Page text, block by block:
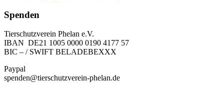
Spenden
Tierschutzverein Phelan e.V.
IBAN DE21 1005 0000 0190 4177 57
BIC – / SWIFT BELADEBEXXX
Paypal
spenden@tierschutzverein-phelan.de